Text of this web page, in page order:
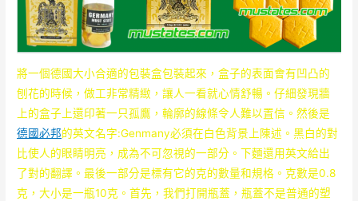
將一個德國大小合適的包裝盒包裝起來，盒子的表面會有凹凸的
刨花的時候，做工非常精緻，讓人一看就心情舒暢。仔細發現牆
上的盒子上還印著一只孤鷹，輪廓的線條令人難以置信。然後是
德國必邦的英文名字:Genmany必須在白色背景上陳述。黑白的對
比使人的眼睛明亮，成為不可忽視的一部分。下麵還用英文給出
了對的翻譯。最後一部分是標有它的克的數量和規格。克數是0.8
克，大小是一瓶10克。首先，我們打開瓶蓋，瓶蓋不是普通的塑